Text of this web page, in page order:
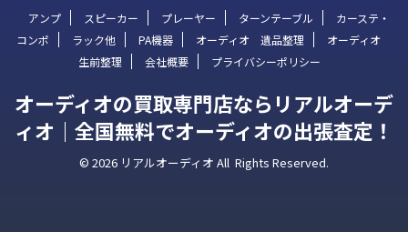
アンプ スピーカー プレーヤー ターンテーブル
カーステ・
コンポ
ラック他 PA機器 オーディオ 遺品整理
オーディオ
生前整理
会社概要 プライバシーポリシー
オーディオの買取専門店ならリアルオーデ
ィオ｜全国無料でオーディオの出張査定！
© 2026 リアルオーディオ All Rights Reserved.